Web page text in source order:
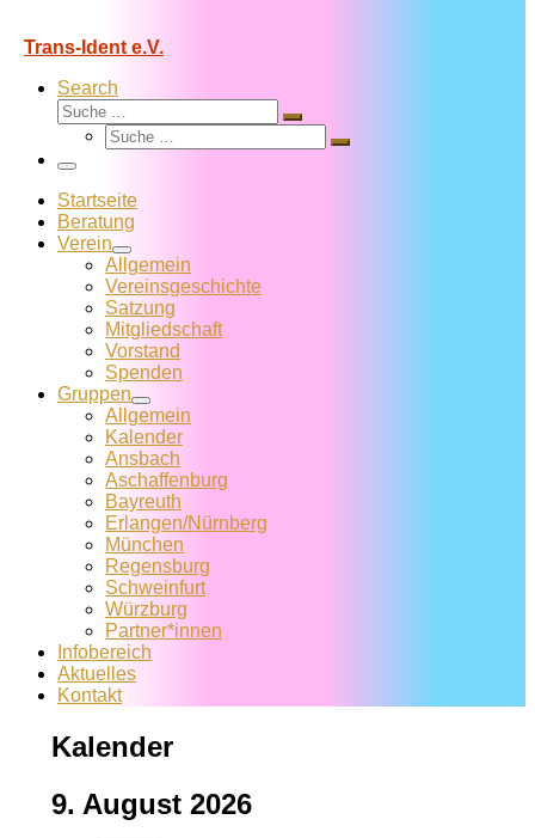
Trans-Ident e.V.
Search
Suche
Suche
Suche
Suche
Menü
Startseite
Beratung
Verein
Allgemein
Vereins­geschichte
Satzung
Mitglied­schaft
Vorstand
Spenden
Gruppen
Allgemein
Kalender
Ansbach
Aschaffenburg
Bayreuth
Erlangen/Nürnberg
München
Regensburg
Schweinfurt
Würzburg
Partner*innen
Infobereich
Aktuelles
Kontakt
Kalender
9. August 2026